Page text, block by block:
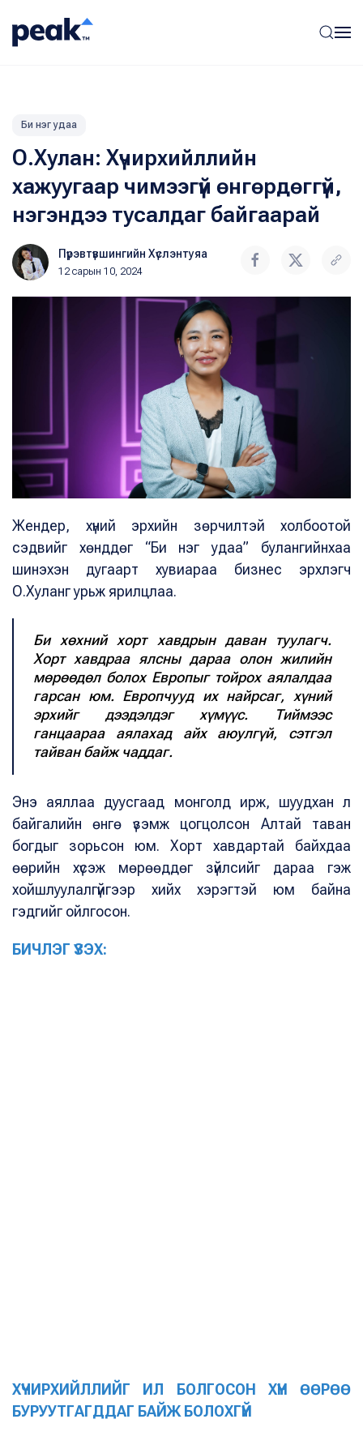
Би нэг удаа
О.Хулан: Хүчирхийллийн
хажуугаар чимээгүй өнгөрдөггүй,
нэгэндээ тусалдаг байгаарай
Пүрэвтүвшингийн Хүслэнтуяа
12 сарын 10, 2024
Жендер, хүний эрхийн зөрчилтэй холбоотой
сэдвийг хөнддөг “Би нэг удаа” булангийнхаа
шинэхэн дугаарт хувиараа бизнес эрхлэгч
О.Хуланг урьж ярилцлаа.
Би хөхний хорт хавдрын даван туулагч.
Хорт хавдраа ялсны дараа олон жилийн
мөрөөдөл болох Европыг тойрох аялалдаа
гарсан юм. Европчууд их найрсаг, хүний
эрхийг дээдэлдэг хүмүүс. Тиймээс
ганцаараа аялахад айх аюулгүй, сэтгэл
тайван байж чаддаг.
Энэ аяллаа дуусгаад монголд ирж, шуудхан л
байгалийн өнгө үзэмж цогцолсон Алтай таван
богдыг зорьсон юм. Хорт хавдартай байхдаа
өөрийн хүсэж мөрөөддөг зүйлсийг дараа гэж
хойшлуулалгүйгээр хийх хэрэгтэй юм байна
гэдгийг ойлгосон.
БИЧЛЭГ ҮЗЭХ:
ХҮЧИРХИЙЛЛИЙГ ИЛ БОЛГОСОН ХҮН ӨӨРӨӨ
БУРУУТГАГДДАГ БАЙЖ БОЛОХГҮЙ